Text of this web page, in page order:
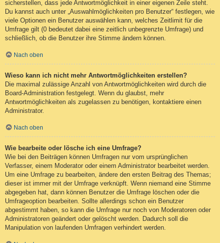
sicherstellen, dass jede Antwortmöglichkeit in einer eigenen Zeile steht.
Du kannst auch unter „Auswahlmöglichkeiten pro Benutzer“ festlegen, wie
viele Optionen ein Benutzer auswählen kann, welches Zeitlimit für die
Umfrage gilt (0 bedeutet dabei eine zeitlich unbegrenzte Umfrage) und
schließlich, ob die Benutzer ihre Stimme ändern können.
Nach oben
Wieso kann ich nicht mehr Antwortmöglichkeiten erstellen?
Die maximal zulässige Anzahl von Antwortmöglichkeiten wird durch die
Board-Administration festgelegt. Wenn du glaubst, mehr
Antwortmöglichkeiten als zugelassen zu benötigen, kontaktiere einen
Administrator.
Nach oben
Wie bearbeite oder lösche ich eine Umfrage?
Wie bei den Beiträgen können Umfragen nur vom ursprünglichen
Verfasser, einem Moderator oder einem Administrator bearbeitet werden.
Um eine Umfrage zu bearbeiten, ändere den ersten Beitrag des Themas;
dieser ist immer mit der Umfrage verknüpft. Wenn niemand eine Stimme
abgegeben hat, dann können Benutzer die Umfrage löschen oder die
Umfrageoption bearbeiten. Sollte allerdings schon ein Benutzer
abgestimmt haben, so kann die Umfrage nur noch von Moderatoren oder
Administratoren geändert oder gelöscht werden. Dadurch soll die
Manipulation von laufenden Umfragen verhindert werden.